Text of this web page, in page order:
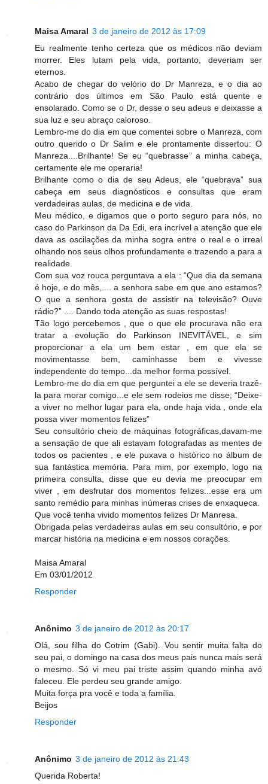
Maisa Amaral 3 de janeiro de 2012 às 17:09
Eu realmente tenho certeza que os médicos não deviam
morrer. Eles lutam pela vida, portanto, deveriam ser
eternos.
Acabo de chegar do velório do Dr Manreza, e o dia ao
contrário dos últimos em São Paulo está quente e
ensolarado. Como se o Dr, desse o seu adeus e deixasse a
sua luz e seu abraço caloroso.
Lembro-me do dia em que comentei sobre o Manreza, com
outro querido o Dr Salim e ele prontamente dissertou: O
Manreza....Brilhante! Se eu “quebrasse” a minha cabeça,
certamente ele me operaria!
Brilhante como o dia de seu Adeus, ele “quebrava” sua
cabeça em seus diagnósticos e consultas que eram
verdadeiras aulas, de medicina e de vida.
Meu médico, e digamos que o porto seguro para nós, no
caso do Parkinson da Da Edi, era incrível a atenção que ele
dava as oscilações da minha sogra entre o real e o irreal
olhando nos seus olhos profundamente e trazendo a para a
realidade.
Com sua voz rouca perguntava a ela : “Que dia da semana
é hoje, e do mês,.... a senhora sabe em que ano estamos?
O que a senhora gosta de assistir na televisão? Ouve
rádio?” .... Dando toda atenção as suas respostas!
Tão logo percebemos , que o que ele procurava não era
tratar a evolução do Parkinson INEVITÁVEL, e sim
proporcionar a ela um bem estar , em que ela se
movimentasse bem, caminhasse bem e vivesse
independente do tempo...da melhor forma possível.
Lembro-me do dia em que perguntei a ele se deveria trazê-
la para morar comigo...e ele sem rodeios me disse; “Deixe-
a viver no melhor lugar para ela, onde haja vida , onde ela
possa viver momentos felizes”
Seu consultório cheio de máquinas fotográficas,davam-me
a sensação de que ali estavam fotografadas as mentes de
todos os pacientes , e ele puxava o histórico no álbum de
sua fantástica memória. Para mim, por exemplo, logo na
primeira consulta, disse que eu devia me preocupar em
viver , em desfrutar dos momentos felizes...esse era um
santo remédio para minhas inúmeras crises de enxaqueca.
Que você tenha vivido momentos felizes Dr Manresa.
Obrigada pelas verdadeiras aulas em seu consultório, e por
marcar história na medicina e em nossos corações.
Maisa Amaral
Em 03/01/2012
Responder
Anônimo 3 de janeiro de 2012 às 20:17
Olá, sou filha do Cotrim (Gabi). Vou sentir muita falta do
seu pai, o domingo na casa dos meus pais nunca mais será
o mesmo. Só vi meu pai triste assim quando minha avó
faleceu. Ele perdeu seu grande amigo.
Muita força pra você e toda a família.
Beijos
Responder
Anônimo 3 de janeiro de 2012 às 21:43
Querida Roberta!